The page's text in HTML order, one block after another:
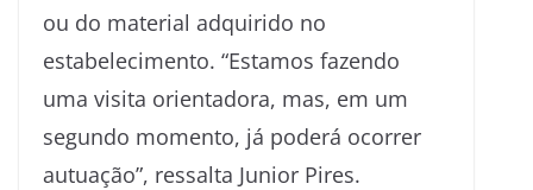
ou do material adquirido no
estabelecimento. “Estamos fazendo
uma visita orientadora, mas, em um
segundo momento, já poderá ocorrer
autuação”, ressalta Junior Pires.